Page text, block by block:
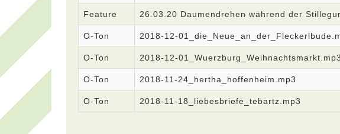
Feature 26.03.20 Daumendrehen während der
O-Ton 2018-12-
O-Ton 2018-12-01_Wuerzburg_Weihnachtsmarkt.mp3
O-Ton 2018-11-24_hertha_hoffenheim.mp3
O-Ton 2018-11-18_liebesbriefe_tebartz.mp3